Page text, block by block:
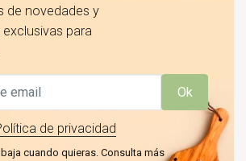
de novedades y
para
Ok
de privacidad
cuando quieras. Consulta más